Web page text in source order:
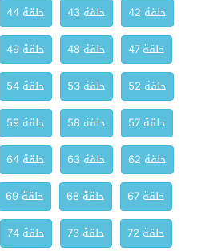
حلقة 42
حلقة 43 حلقة 44
حلقة 47
حلقة 48 حلقة 49
حلقة 52
حلقة 53 حلقة 54
حلقة 57
حلقة 58 حلقة 59
حلقة 62
حلقة 63 حلقة 64
حلقة 67
حلقة 68 حلقة 69
حلقة 72
حلقة 73 حلقة 74